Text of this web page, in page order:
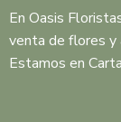
En Oasis
venta de flores y
Estamos en